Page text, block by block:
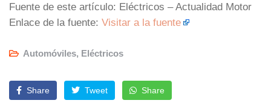
Fuente de este artículo: Eléctricos – Actualidad Motor
Enlace de la fuente: Visitar a la fuente
Automóviles, Eléctricos
Share Tweet Share